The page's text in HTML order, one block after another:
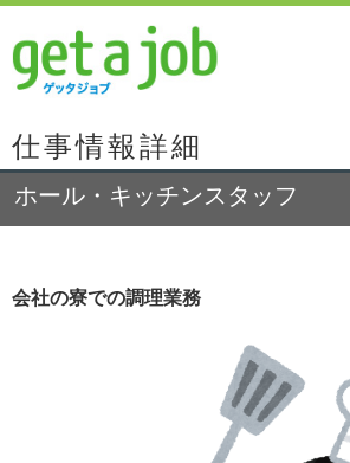
仕事情報詳細
ホール・キッチンスタッフ
会社の寮での調理業務